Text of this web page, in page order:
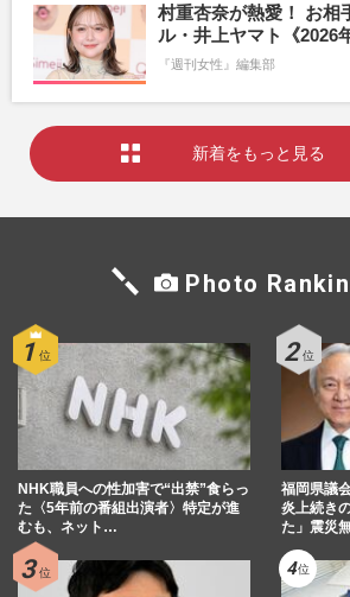
村重杏奈が熱愛！ お相
ル・井上ヤマト《2026
『週刊女性』編集部
新着をもっと見る
Photo
NHK職員への性加害で“出禁”食らっ
た〈5年前の番組出演者〉特定が進
むも、ネット…
福岡県議
炎上続き
た」震災